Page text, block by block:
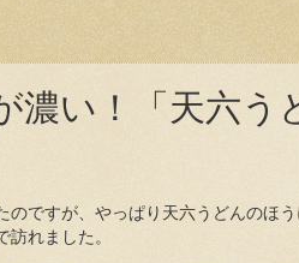
濃い！「天六う
のですが、やっぱり天六うどんのほう
れました。